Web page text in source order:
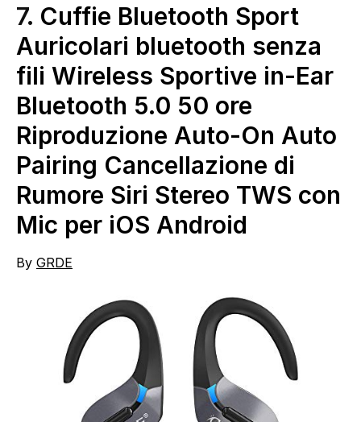
7. Cuffie Bluetooth Sport
Auricolari bluetooth senza
fili Wireless Sportive in-Ear
Bluetooth 5.0 50 ore
Riproduzione Auto-On Auto
Pairing Cancellazione di
Rumore Siri Stereo TWS con
Mic per iOS Android
By GRDE